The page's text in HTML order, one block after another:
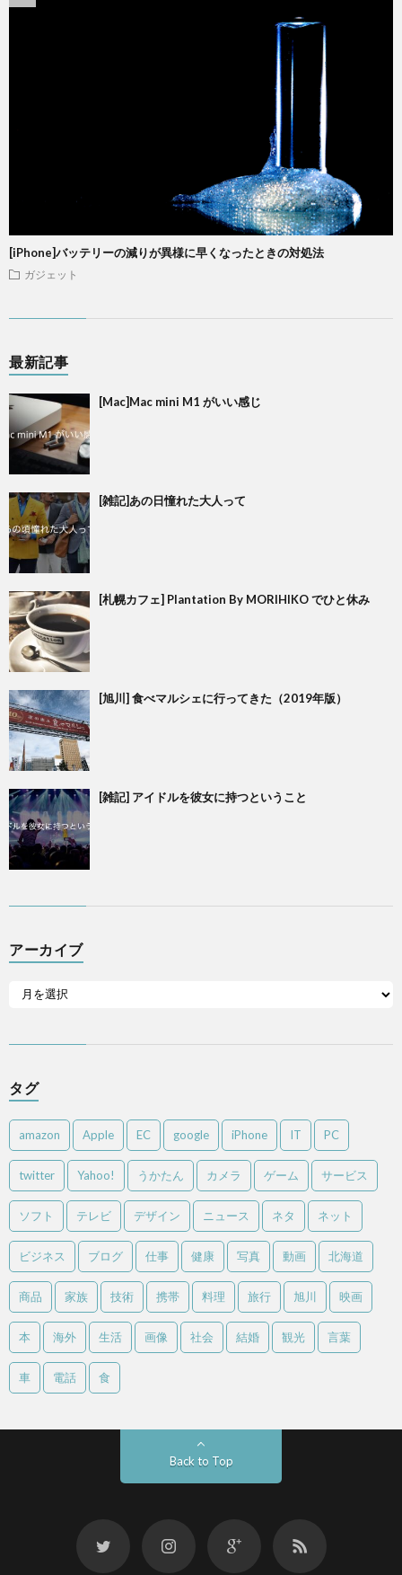
[iPhone]バッテリーの減りが異様に早くなったときの対処法
ガジェット
最新記事
[Mac]Mac mini M1 がいい感じ
[雑記]あの日憧れた大人って
[札幌カフェ] Plantation By MORIHIKO でひと休み
[旭川] 食べマルシェに行ってきた（2019年版）
[雑記] アイドルを彼女に持つということ
アーカイブ
タグ
amazon Apple EC google iPhone IT PC
twitter Yahoo! うかたん カメラ ゲーム サービス
ソフト テレビ デザイン ニュース ネタ ネット
ビジネス ブログ 仕事 健康 写真 動画 北海道
商品 家族 技術 携帯 料理 旅行 旭川 映画
本 海外 生活 画像 社会 結婚 観光 言葉
車 電話 食
Back to Top